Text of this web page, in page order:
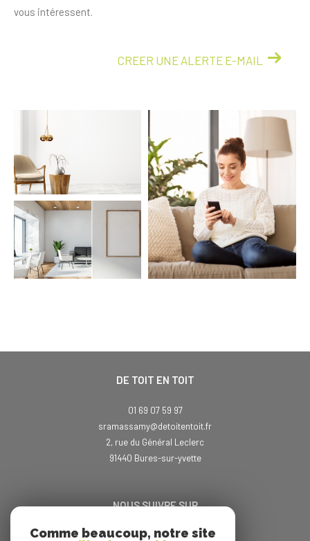
vous intéressent.
CREER UNE ALERTE E-MAIL
DE TOIT EN TOIT
01 69 07 59 97
sramassamy@detoitentoit.fr
2, rue du Général Leclerc
91440
bures-sur-yvette
NOUS SUIVRE SUR
Comme beaucoup, notre site